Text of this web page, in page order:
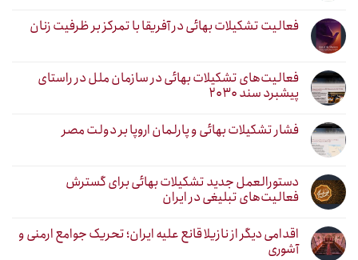
فعالیت تشکیلات بهائی در آفریقا با تمرکز بر ظرفیت زنان
فعالیت‌های تشکیلات بهائی در سازمان ملل در راستای
پیشبرد سند ۲۰۳۰
فشار تشکیلات بهائی و پارلمان اروپا بر دولت مصر
دستورالعمل جدید تشکیلات بهائی برای گسترش
فعالیت‌های تبلیغی در ایران
اقدامی دیگر از نازیلا قانع علیه ایران؛ تحریک جوامع ارمنی و
آشوری